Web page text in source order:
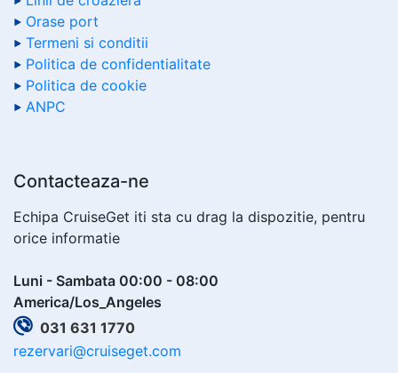
Orase port
Termeni si conditii
Politica de confidentialitate
Politica de cookie
ANPC
Contacteaza-ne
Echipa CruiseGet iti sta cu drag la dispozitie, pentru
orice informatie
Luni - Sambata 00:00 - 08:00
America/Los_Angeles
031 631 1770
rezervari@cruiseget.com